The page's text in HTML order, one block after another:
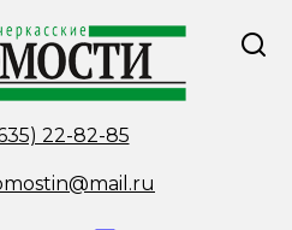
22-82-85